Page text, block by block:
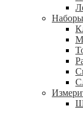
Наборы